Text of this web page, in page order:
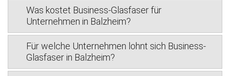
Was kostet Business-Glasfaser für
Unternehmen in Balzheim?
Für welche Unternehmen lohnt sich Business-
Glasfaser in Balzheim?